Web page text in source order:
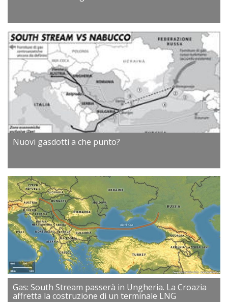
Nuovi gasdotti a che punto?
Gas: South Stream passerà in Ungheria. La Croazia
affretta la costruzione di un terminale LNG